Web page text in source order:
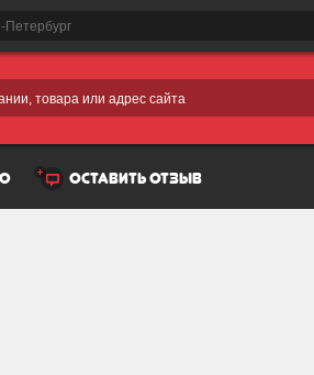
товара или адрес сайта
Петербург
оставить отзыв